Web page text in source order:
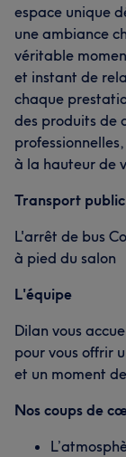
espace unique
une ambiance
véritable
et instant de
chaque
des produits de
à la hauteur de
Transport
L'arrêt de bus
à pied du salon
L'équipe
Dilan vous
pour vous offrir
et un moment
Nos coups de